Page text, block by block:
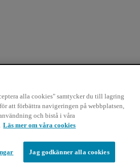
alla cookies" samtycker du till lagring
att förbättra navigeringen på webbplatsen,
och bistå i våra
Läs mer om våra cookies
Jag godkänner alla cookies